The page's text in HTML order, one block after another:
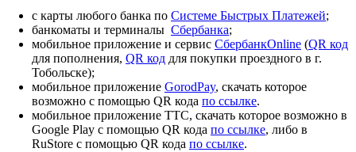
с карты любого банка по Cистеме Быстрых Платежей;
банкоматы и терминалы Сбербанка;
мобильное приложение и сервис СбербанкOnline (QR код
для пополнения, QR код для покупки проездного в г.
Тобольске);
мобильное приложение GorodPay, скачать которое
возможно с помощью QR кода по ссылке.
мобильное приложение ТТС, скачать которое возможно в
Google Play с помощью QR кода по ссылке, либо в
RuStore с помощью QR кода по ссылке.